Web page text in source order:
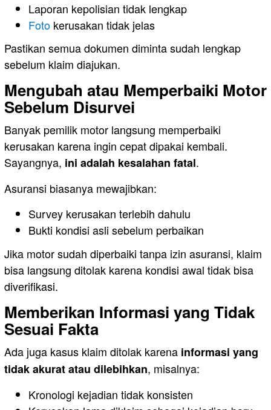
Laporan kepolisian tidak lengkap
Foto kerusakan tidak jelas
Pastikan semua dokumen diminta sudah lengkap
sebelum klaim diajukan.
Mengubah atau Memperbaiki Motor
Sebelum Disurvei
Banyak pemilik motor langsung memperbaiki
kerusakan karena ingin cepat dipakai kembali.
Sayangnya, ini adalah kesalahan fatal.
Asuransi biasanya mewajibkan:
Survey kerusakan terlebih dahulu
Bukti kondisi asli sebelum perbaikan
Jika motor sudah diperbaiki tanpa izin asuransi, klaim
bisa langsung ditolak karena kondisi awal tidak bisa
diverifikasi.
Memberikan Informasi yang Tidak
Sesuai Fakta
Ada juga kasus klaim ditolak karena informasi yang
tidak akurat atau dilebihkan, misalnya:
Kronologi kejadian tidak konsisten